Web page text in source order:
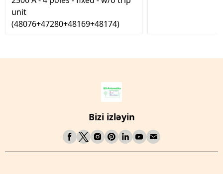
unit
(48076+47280+48169+48174)
Bizi izləyin